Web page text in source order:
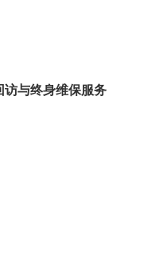
与终身维保服务